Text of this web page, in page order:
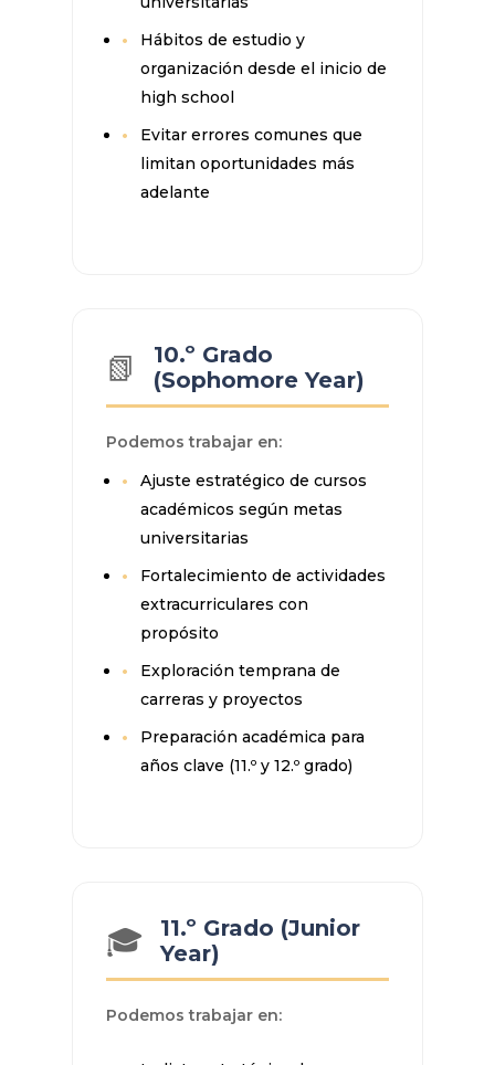
Hábitos de estudio y
organización desde el inicio de
high school
Evitar errores comunes que
limitan oportunidades más
adelante
📗
10.º Grado
(Sophomore Year)
Podemos trabajar en:
Ajuste estratégico de cursos
académicos según metas
universitarias
Fortalecimiento de actividades
extracurriculares con
propósito
Exploración temprana de
carreras y proyectos
Preparación académica para
años clave (11.º y 12.º grado)
🎓
11.º Grado (Junior
Year)
Podemos trabajar en: